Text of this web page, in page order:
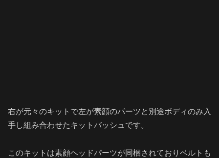
右が元々のキットで左が素顔のパーツと別途ボディのみ入
手し組み合わせたキットバッシュです。
このキットは素顔ヘッドパーツが同梱されておりベルトも